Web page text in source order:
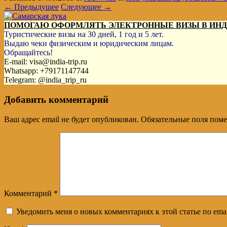
← Предыдущее Следующее →
ПОМОГАЮ ОФОРМЛЯТЬ ЭЛЕКТРОННЫЕ ВИЗЫ В
Туристические визы на 30 дней, 1 год и 5 лет.
Выдаю чеки физическим и юридическим лицам.
Обращайтесь!
E-mail: visa@india-trip.ru
Whatsapp: +79171147744
Telegram: @india_trip_ru
Добавить комментарий
Ваш адрес email не будет опубликован. Обязательные поля
Комментарий *
Уведомить меня о новых комментариях к этой статье по